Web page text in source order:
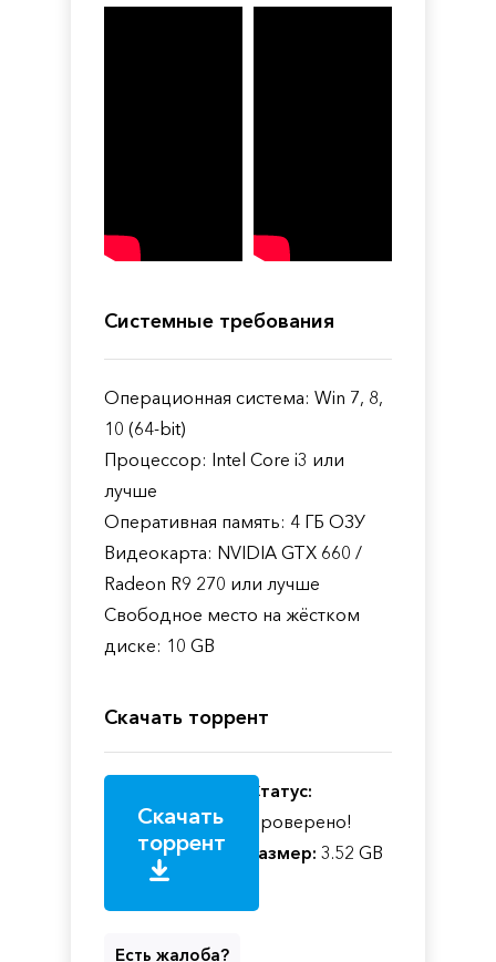
Системные требования
Операционная система: Win 7, 8,
10 (64-bit)
Процессор: Intel Core i3 или
лучше
Оперативная память: 4 ГБ ОЗУ
Видеокарта: NVIDIA GTX 660 /
Radeon R9 270 или лучше
Свободное место на жёстком
диске: 10 GB
Скачать торрент
Скачать
торрент
Статус:
Проверено!
Размер: 3.52 GB
Есть жалоба?